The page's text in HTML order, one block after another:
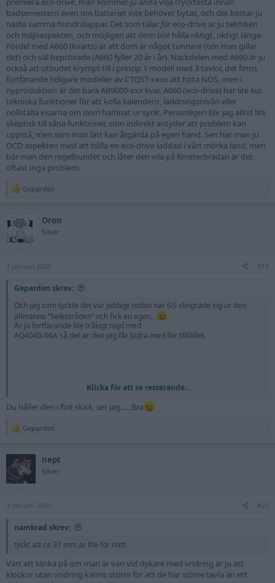
badsemestern även om batteriet inte behöver bytas, och det kostar ju
nästa samma hundralappar. Det som talar för eco-drive är ju tekniken
och miljöaspekten, och möjligen att dom bör hålla riktigt, riktigt länge.
Fördel med A660 (kvarts) är att dom är något tunnare (om man gillar
det) och väl beprövade (A660 fyller 20 år i år). Nackdelen med A660 är ju
också att utbudet krympt till i princip 1 modell med 3 tavlor, det finns
fortfarande tidigare modeller av CTQ57-xxxx att hitta NOS, men i
nyproduktion är det bara AB9000-xxx kvar. A060 (eco-drive) har lite kul
tekniska funktioner för att kolla kalendern, laddningsnivån eller
nollställa visarna om dom hamnat ur synk. Personligen blir jag alltid lite
skeptisk till såna funktioner, som indirekt antyder att problem kan
uppstå, men som man lätt kan åtgärda på egen hand. Sen har man ju
OCD aspekten med att hålla en eco-drive laddad i vårt mörka land, men
bär man den regelbundet och låter den vila på fönsterbrädan är det
oftast inga problem.
R
c
t
i
s
Geparden
Oron
Silver
3 Januari 2020 #19
Geparden skrev:
Och jag som tyckte det var jobbigt redan när GS slingrade sig ur den
allmänna ”Seikotråden” och fick en egen..
Är ju fortfarande lite tråkigt nöjd med
AQ4040-06A så det är den jag får bidra med för tillfället.
Klicka för att se resterande...
Du håller den i fint skick, ser jag..... Bra
R
t
o
s
Geparden
nept
Silver
3 Januari 2020 #20
namkrad skrev:
tyckt att ca 37 mm är lite för nätt
Värt att tänka på om man är van vid dykare med vridring är ju att
klockor utan vridring känns större för att de har större tavla än ett